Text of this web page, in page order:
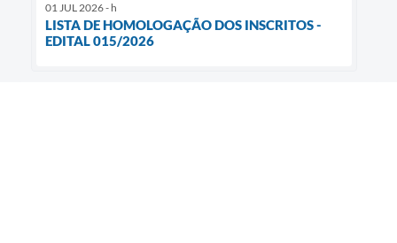
01 JUL 2026 - h
LISTA DE HOMOLOGAÇÃO DOS INSCRITOS -
EDITAL 015/2026